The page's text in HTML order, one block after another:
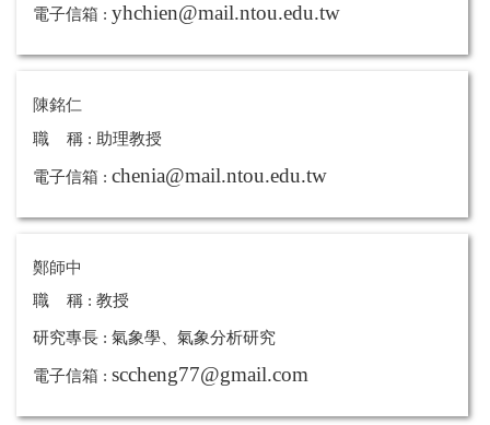
電子信箱 : yhchien@mail.ntou.edu.tw
陳銘仁
職 稱 : 助理教授
電子信箱 : chenia@mail.ntou.edu.tw
鄭師中
職 稱 : 教授
研究專長 : 氣象學、氣象分析研究
電子信箱 : sccheng77@gmail.com